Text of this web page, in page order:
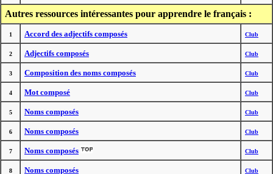
Autres ressources intéressantes pour apprendre le français :
1 Accord des adjectifs composés Club
2 Adjectifs composés Club
3 Composition des noms composés Club
4 Mot composé Club
5 Noms composés Club
6 Noms composés Club
7 Noms composés Club
8 Noms composés Club